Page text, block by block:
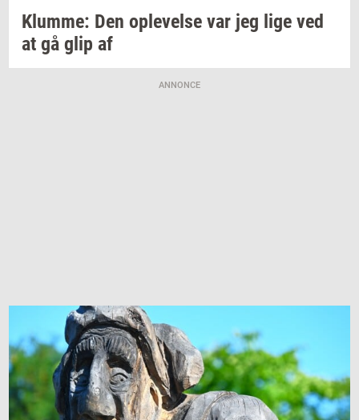
Klum­me: Den op­le­vel­se var jeg lige ved
at gå glip af
ANNONCE